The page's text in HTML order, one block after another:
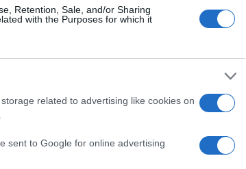
Retention, Sale, and/or Sharing
with the Purposes for which it
related to advertising like cookies on
sent to Google for online advertising
non solo ottimizzano
L’adozione dell’IA nelle
Settori
trovano ora a